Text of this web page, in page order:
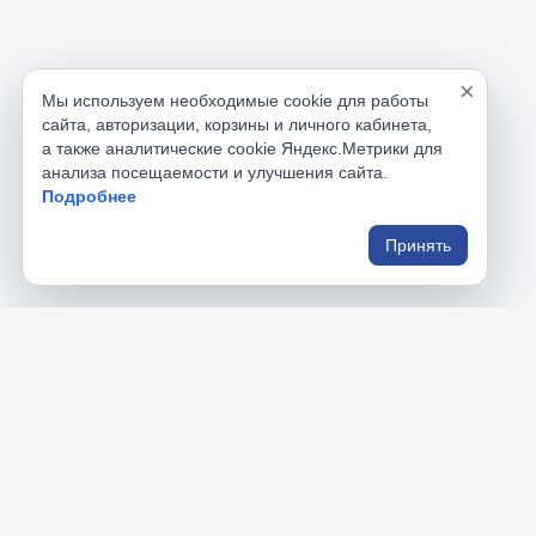
×
Мы используем необходимые cookie для работы
сайта, авторизации, корзины и личного кабинета,
а также аналитические cookie Яндекс.Метрики для
анализа посещаемости и улучшения сайта.
Подробнее
Принять